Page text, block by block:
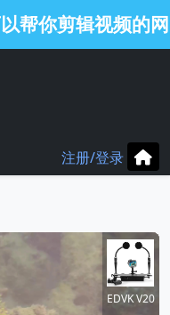
帮你剪辑视频的网
注册/登录